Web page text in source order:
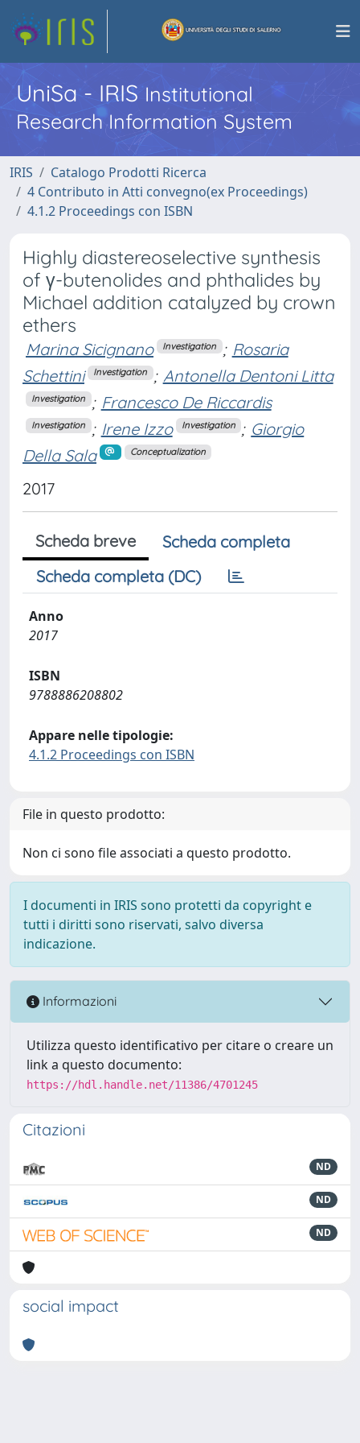
UniSa - IRISInstitutional
Research Information System
IRIS
Catalogo Prodotti Ricerca
4 Contributo in Atti convegno(ex Proceedings)
4.1.2 Proceedings con ISBN
Highly diastereoselective synthesis
of γ-butenolides and phthalides by
Michael addition catalyzed by crown
ethers
Marina Sicignano Investigation ; Rosaria
Schettini
Investigation ; Antonella Dentoni Litta
Investigation ; Francesco De Riccardis
Investigation ; Irene Izzo Investigation ; Giorgio
Della Sala
Conceptualization
2017
Scheda breve
Scheda completa
Scheda completa (DC)
Anno
2017
ISBN
9788886208802
Appare nelle tipologie:
4.1.2 Proceedings con ISBN
File in questo prodotto:
Non ci sono file associati a questo prodotto.
I documenti in IRIS sono protetti da copyright e
tutti i diritti sono riservati, salvo diversa
indicazione.
Informazioni
Utilizza questo identificativo per citare o creare un
link a questo documento:
https://hdl.handle.net/11386/4701245
Citazioni
ND
ND
ND
social impact